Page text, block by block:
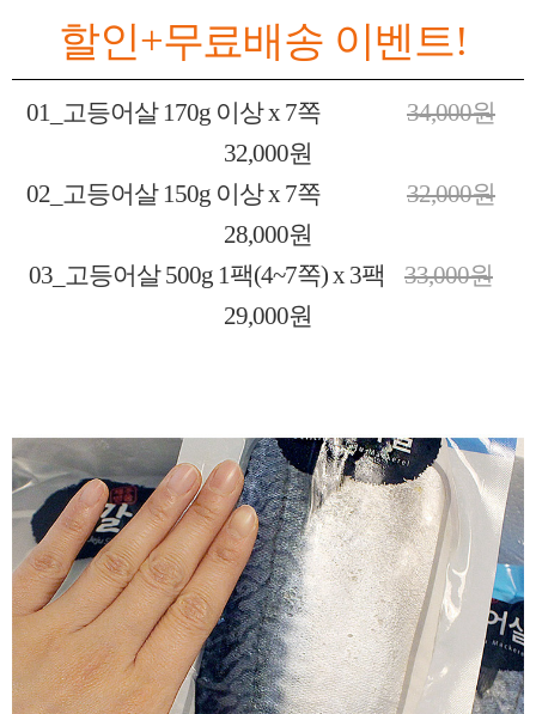
할인+무료배송 이벤트!
01_고등어살 170g 이상 x 7쪽
34,000원
32,000원
02_고등어살 150g 이상 x 7쪽
32,000원
28,000원
03_고등어살 500g 1팩(4~7쪽) x 3팩
33,000원
29,000원